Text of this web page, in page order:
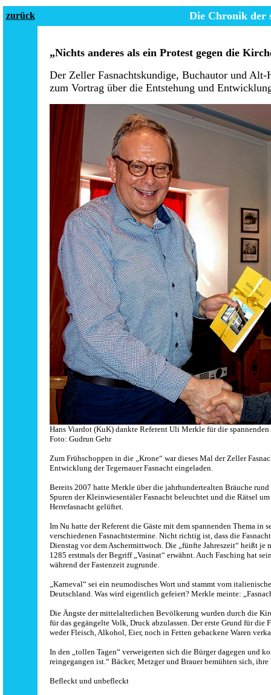
zurück Die Chronik der
„Nichts anderes als ein Protest gegen die
Der Zeller Fasnachtskundige, Buchautor und
zum Vortrag über die Entstehung und
Hans Viardot (KuK) dankte Referent Uli Merkle für die
Foto: Gudrun Gehr
Zum Frühschoppen in die „Krone“ war dieses Mal der Zeller
Entwicklung der Tegernauer Fasnacht eingeladen.
Bereits 2007 hatte Merkle über die jahrhundertealten Bräuche
Spuren der Kleinwiesentäler Fasnacht beleuchtet und die Rätsel
Herrefasnacht gelüftet.
Im Nu hatte der Referent die Gäste mit dem spannenden Thema
verschiedenen Fasnachtstermine. Nicht richtig ist, dass die
Dienstag vor dem Aschermittwoch. Die „fünfte Jahreszeit“ heißt je
1285 erstmals der Begriff „Vasinat“ erwähnt. Auch Fasching hat
während der Fastenzeit zugrunde.
„Karneval“ sei ein neumodisches Wort und stammt vom
Deutschland. Was wird eigentlich gefeiert? Merkle meinte:
Die Ängste der mittelalterlichen Bevölkerung wurden durch die
für das gegängelte Volk, Druck abzulassen. Der erste Grund für
weder Fleisch, Alkohol, Eier, noch in Fetten gebackene Waren
In den „tollen Tagen“ verweigerten sich die Bürger dagegen und
reingegangen ist.“ Bäcker, Metzger und Brauer bemühten sich,
Befleckt und unbefleckt